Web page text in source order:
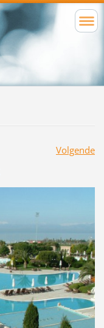
Volgende